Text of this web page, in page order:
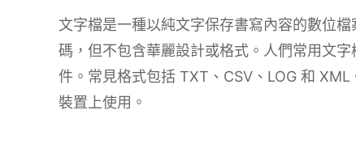
文字檔是一種以純文字保存書寫內容的數位
碼，但不包含華麗設計或格式。人們常用文
件。常見格式包括 TXT、CSV、LOG 和
裝置上使用。